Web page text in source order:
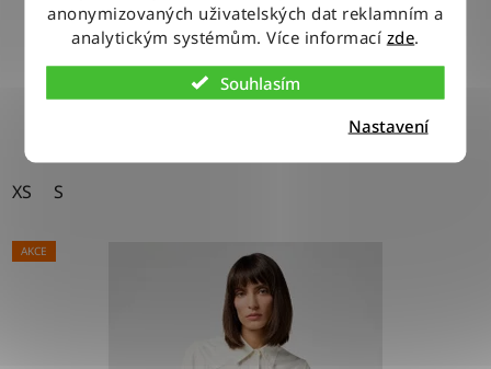
anonymizovaných uživatelských dat reklamním a
analytickým systémům. Více informací zde.
Souhlasím
Nastavení
800 Kč
DETAIL
XS S
AKCE